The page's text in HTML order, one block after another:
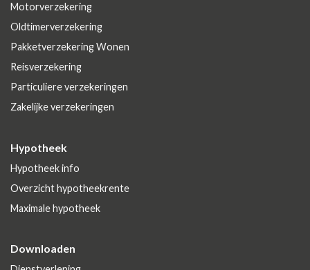
Motorverzekering
Oldtimerverzekering
Pakketverzekering Wonen
Reisverzekering
Particuliere verzekeringen
Zakelijke verzekeringen
Hypotheek
Hypotheek info
Overzicht hypotheekrente
Maximale hypotheek
Downloaden